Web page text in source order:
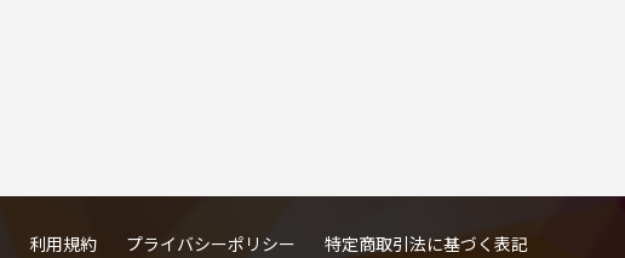
利用規約 プライバシーポリシー 特定商取引法に基づく表記